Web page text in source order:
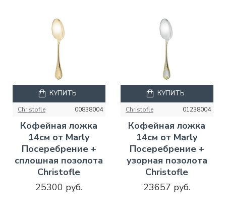
Christofle 00838004
Кофейная ложка
14см от Marly
Посеребрение +
сплошная позолота
Christofle
25300 руб.
КУПИТЬ
Christofle 01238004
Кофейная ложка
14см от Marly
Посеребрение +
узорная позолота
Christofle
23657 руб.
КУПИТЬ